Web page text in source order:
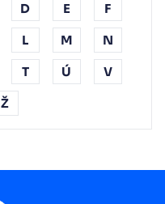
D E F
L M N
T Ú V
Ž